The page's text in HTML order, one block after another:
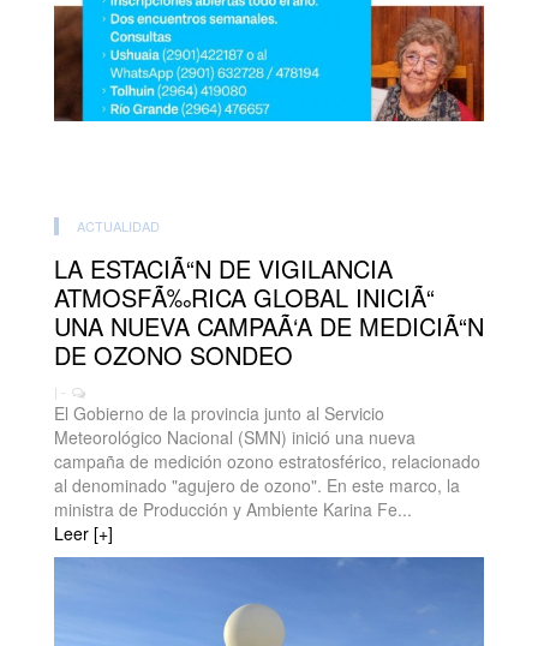
ACTUALIDAD
LA ESTACIÃ“N DE VIGILANCIA
ATMOSFÃ‰RICA GLOBAL INICIÃ“
UNA NUEVA CAMPAÃ‘A DE MEDICIÃ“N
DE OZONO SONDEO
| -
El Gobierno de la provincia junto al Servicio
Meteorológico Nacional (SMN) inició una nueva
campaña de medición ozono estratosférico, relacionado
al denominado "agujero de ozono". En este marco, la
ministra de Producción y Ambiente Karina Fe...
Leer [+]